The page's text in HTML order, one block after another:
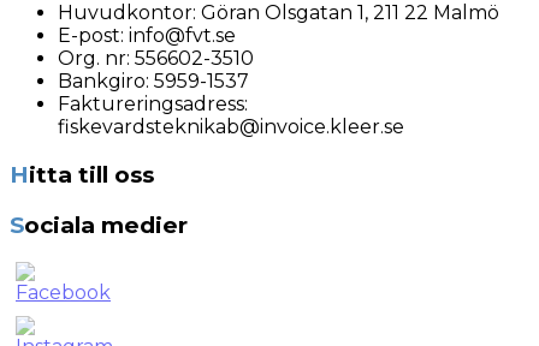
Huvudkontor: Göran Olsgatan 1, 211 22 Malmö
E-post: info@fvt.se
Org. nr: 556602-3510
Bankgiro: 5959-1537
Faktureringsadress:
fiskevardsteknikab@invoice.kleer.se
Hitta till oss
Sociala medier